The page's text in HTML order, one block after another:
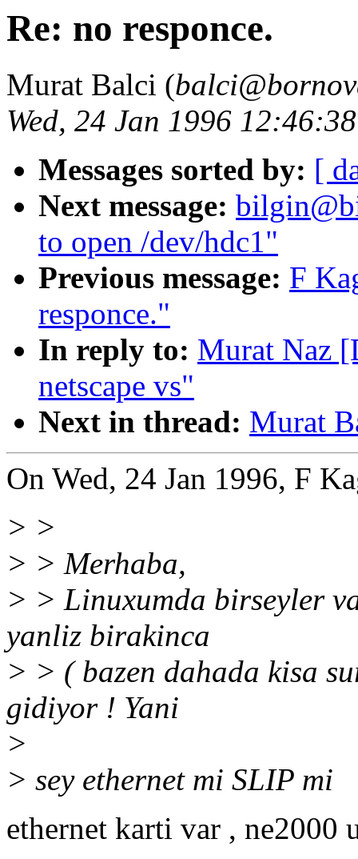
Re: no responce.
Murat Balci (
Wed, 24 Jan 1996
Messages sorted by: [
Next message:
to open /dev/hdc1"
Previous message: F
responce."
In reply to: Murat Naz
netscape vs"
Next in thread: Murat
On Wed, 24 Jan 1996, F
> >
> > Merhaba,
> > Linuxumda birseyler
yanliz birakinca
> > ( bazen dahada kisa
gidiyor ! Yani
>
> sey ethernet mi SLIP mi
ethernet karti var , ne2000